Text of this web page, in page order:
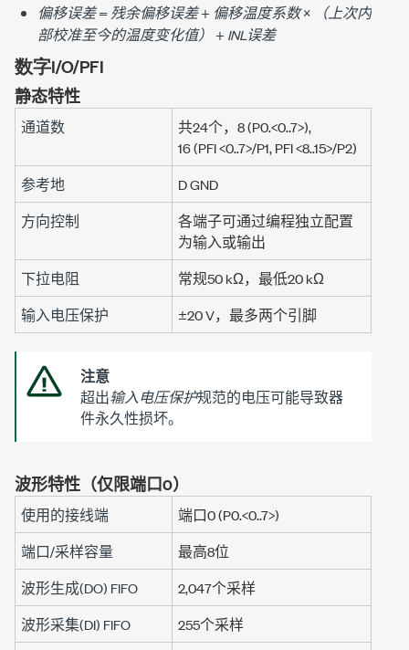
偏移误差=残余偏移误差+ 偏移温度系数×
（上次内
部校准至今的温度变化值） + INL误差
数字I/O/PFI
静态特性
通道数
共24个，8 (P0.<0..7>),
16 (PFI <0..7>/P1, PFI <8..15>/P2)
参考地
D GND
方向控制
各端子可通过编程独立配置
为输入或输出
下拉电阻
常规50 kΩ，最低20 kΩ
输入电压保护
±20 V，最多两个引脚
注意
超出输入电压保护规范的电压可能导致器
件永久性损坏。
波形特性（仅限端口0）
使用的接线端
端口0 (P0.<0..7>)
端口/采样容量
最高8位
波形生成(DO) FIFO
2,047个采样
波形采集(DI) FIFO
255个采样